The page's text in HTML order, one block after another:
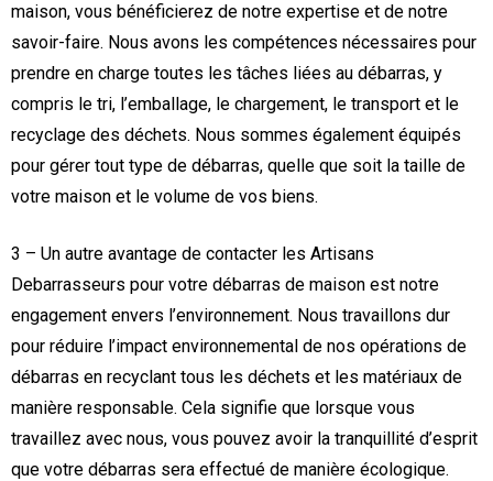
maison, vous bénéficierez de notre expertise et de notre
savoir-faire. Nous avons les compétences nécessaires pour
prendre en charge toutes les tâches liées au débarras, y
compris le tri, l’emballage, le chargement, le transport et le
recyclage des déchets. Nous sommes également équipés
pour gérer tout type de débarras, quelle que soit la taille de
votre maison et le volume de vos biens.
3 – Un autre avantage de contacter les Artisans
Debarrasseurs pour votre débarras de maison est notre
engagement envers l’environnement. Nous travaillons dur
pour réduire l’impact environnemental de nos opérations de
débarras en recyclant tous les déchets et les matériaux de
manière responsable. Cela signifie que lorsque vous
travaillez avec nous, vous pouvez avoir la tranquillité d’esprit
que votre débarras sera effectué de manière écologique.